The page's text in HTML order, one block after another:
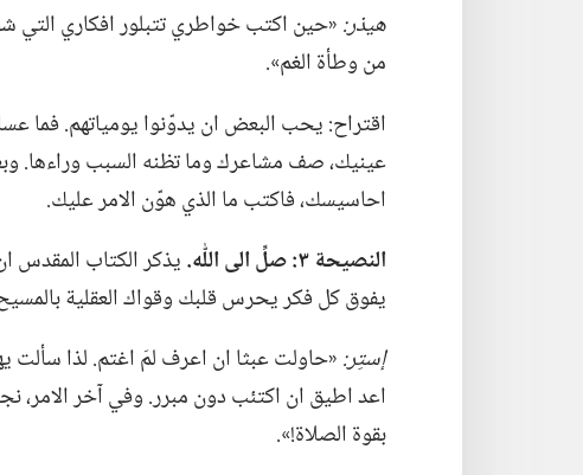
هيذر:‏‏«حين اكتب خواطري تتبلور افكاري التي
من وطأة الغم».‏
اقتراح:‏ يحب البعض ان يدوّنوا يومياتهم.‏ فما
عينيك،‏ صف مشاعرك وما تظنه السبب وراءها.‏
احاسيسك،‏ فاكتب ما الذي هوّن الامر عليك.‏
النصيحة ٣:‏ صلِّ الى اللّٰه.‏
يذكر الكتاب المقدس
يفوق كل فكر يحرس قلبك وقواك العقلية
إستِر:‏‏«حاولت عبثا ان اعرف لمَ اغتم.‏ لذا سألت
اعد اطيق ان اكتئب دون مبرر.‏ وفي آخر الامر،‏
بقوة الصلاة!‏».‏